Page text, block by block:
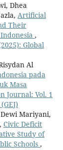
Dhea
Artificial
Their
,
Global
Al
pada
Masa
Journal: Vol. 1
Dewi Mariyani,
Civic Deficit
Study of
Schools ,